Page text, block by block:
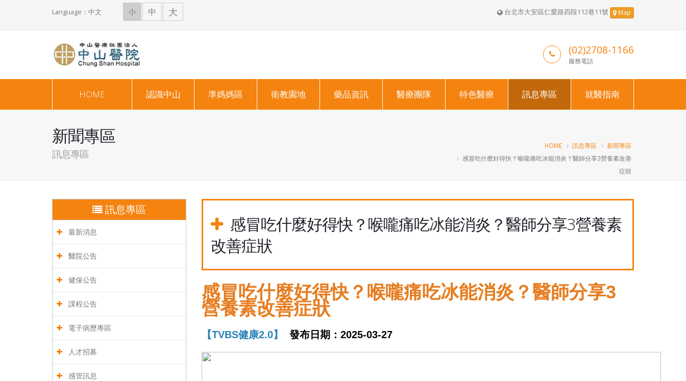
Language：中文 小 中 大 台北市大安區仁愛路四段112巷11號 Map
(02)2708-1166
服務電話
HOME 認識中山 準媽媽區 衛教園地 藥品資訊 醫療團隊 特色醫療 訊息專區 就醫指南
新聞專區
訊息專區
HOME 訊息專區
新聞專區
感冒吃什麼好得快？喉嚨痛吃冰能消炎？醫師分享3營養素改善
症狀
訊息專區
最新消息
醫院公告
健保公告
課程公告
電子病歷專區
人才招募
感管訊息
感冒吃什麼好得快？喉嚨痛吃冰能消炎？醫師分享3營養素
改善症狀
感冒吃什麼好得快？喉嚨痛吃冰能消炎？醫師分享3
營養素改善症狀
【TVBS健康2.0】 發布日期：2025-03-27